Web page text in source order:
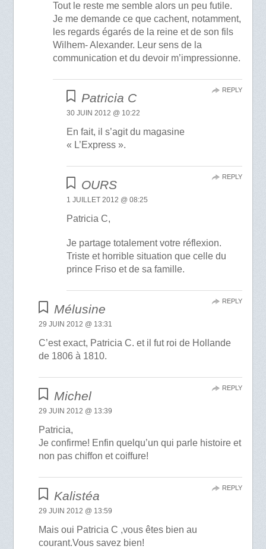
Tout le reste me semble alors un peu futile.
Je me demande ce que cachent, notamment,
les regards égarés de la reine et de son fils
Wilhem- Alexander. Leur sens de la
communication et du devoir m’impressionne.
Patricia C
30 JUIN 2012 @ 10:22
En fait, il s’agit du magasine
« L’Express ».
REPLY
OURS
1 JUILLET 2012 @ 08:25
Patricia C,
Je partage totalement votre réflexion.
Triste et horrible situation que celle du
prince Friso et de sa famille.
REPLY
Mélusine
29 JUIN 2012 @ 13:31
C’est exact, Patricia C. et il fut roi de Hollande
de 1806 à 1810.
REPLY
Michel
29 JUIN 2012 @ 13:39
Patricia,
Je confirme! Enfin quelqu’un qui parle histoire et
non pas chiffon et coiffure!
REPLY
Kalistéa
29 JUIN 2012 @ 13:59
Mais oui Patricia C ,vous êtes bien au
courant.Vous savez bien!
REPLY